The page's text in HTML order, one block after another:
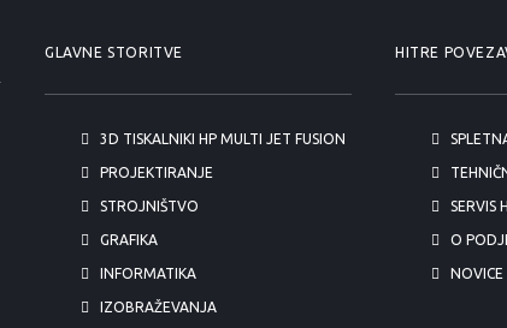
GLAVNE STORITVE
3D TISKALNIKI HP MULTI JET FUSION
PROJEKTIRANJE
STROJNIŠTVO
GRAFIKA
INFORMATIKA
IZOBRAŽEVANJA
HITRE
SERVIS
O
NOVICE